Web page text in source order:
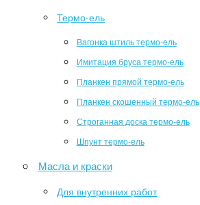
Термо-ель
Вагонка штиль термо-ель
Имитация бруса термо-ель
Планкен прямой термо-ель
Планкен скошенный термо-ель
Строганная доска термо-ель
Шпунт термо-ель
Масла и краски
Для внутренних работ